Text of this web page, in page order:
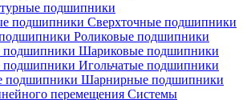
подшипники
Сверхточные подшипники
Роликовые подшипники
Шариковые подшипники
Игольчатые подшипники
Шарнирные подшипники
Системы